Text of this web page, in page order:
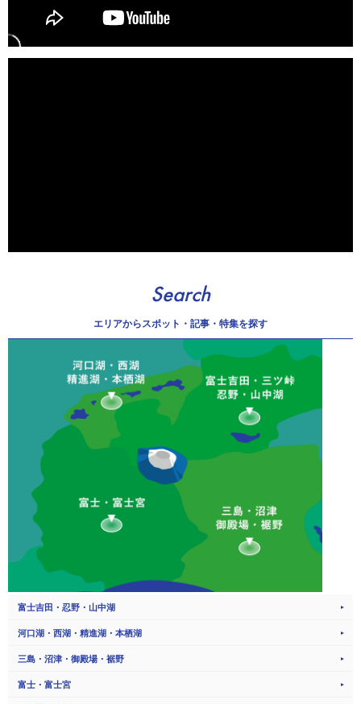
Search
エリアからスポット・記事・特集を探す
富士吉田・忍野・山中湖
河口湖・西湖・精進湖・本栖湖
三島・沼津・御殿場・裾野
富士・富士宮